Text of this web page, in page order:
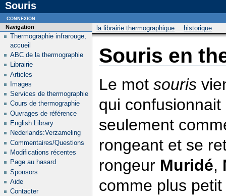
Souris
la librairie thermographique historique
Souris en
Le mot souris
qui
seulement
rongeant et se
rongeur Muridé,
comme plus
Navigation
Thermographie infrarouge,
accueil
ABC de la thermographie
Librairie
Articles
Images
Services de thermographie
Cours de thermographie
Ouvrages de référence
English:Library
Nederlands:Verzameling
Commentaires/Questions
Modifications récentes
Page au hasard
Sponsors
Aide
Contacter
connexion